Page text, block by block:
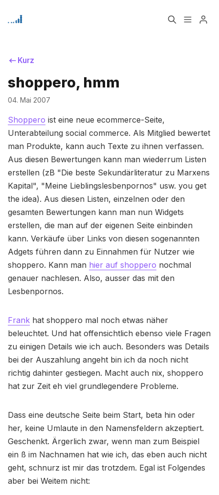
Home
Signup
Bitte geben Sie mindestens 3 Zeichen ein
Kurz
shoppero, hmm
04. Mai 2007
Shoppero ist eine neue ecommerce-Seite,
Unterabteilung social commerce. Als Mitglied bewertet
man Produkte, kann auch Texte zu ihnen verfassen.
Aus diesen Bewertungen kann man wiederrum Listen
erstellen (zB "Die beste Sekundärliteratur zu Marxens
Kapital", "Meine Lieblingslesbenpornos" usw. you get
the idea). Aus diesen Listen, einzelnen oder den
gesamten Bewertungen kann man nun Widgets
erstellen, die man auf der eigenen Seite einbinden
kann. Verkäufe über Links von diesen sogenannten
Adgets führen dann zu Einnahmen für Nutzer wie
shoppero. Kann man hier auf shoppero nochmal
genauer nachlesen. Also, ausser das mit den
Lesbenpornos.
Frank hat shoppero mal noch etwas näher
beleuchtet. Und hat offensichtlich ebenso viele Fragen
zu einigen Details wie ich auch. Besonders was Details
bei der Auszahlung angeht bin ich da noch nicht
richtig dahinter gestiegen. Macht auch nix, shoppero
hat zur Zeit eh viel grundlegendere Probleme.
Dass eine deutsche Seite beim Start, beta hin oder
her, keine Umlaute in den Namensfeldern akzeptiert.
Geschenkt. Ärgerlich zwar, wenn man zum Beispiel
ein ß im Nachnamen hat wie ich, das eben auch nicht
geht, schnurz ist mir das trotzdem. Egal ist Folgendes
aber bei Weitem nicht: